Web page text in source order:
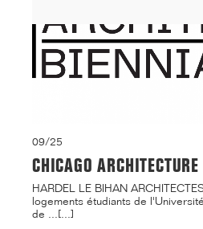
09/25
CHICAGO
HARDEL LE BIHAN
logements étudiants de
de ...[...]